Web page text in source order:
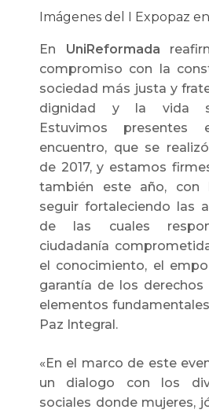
Imágenes del I Expopaz en
En UniReformada
compromiso con la
sociedad más justa y
dignidad y la vida
Estuvimos
encuentro, que se
de 2017, y estamos
también este año, con
seguir fortaleciendo las
de las cuales
ciudadanía
el conocimiento, el
garantía de los
elementos
Paz Integral.
«En el marco de este
un dialogo con los
sociales donde mujeres,